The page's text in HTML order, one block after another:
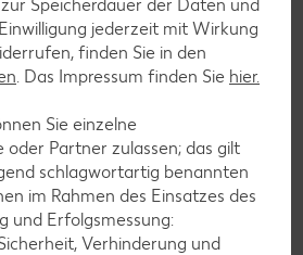
Speicherdauer der Daten und
jederzeit mit Wirkung
finden Sie in den
. Das Impressum finden Sie hier.
Sie einzelne
oder Partner zulassen; das gilt
schlagwortartig benannten
im Rahmen des Einsatzes des
und Erfolgsmessung:
Verhinderung und